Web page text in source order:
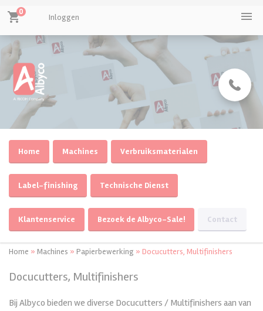
shopping_cart0
Inloggen menu
Home Machines Verbruiksmaterialen
Label-finishing Technische Dienst
Klantenservice Bezoek de Albyco-Sale! Contact
Home » Machines » Papierbewerking » Docucutters, Multifinishers
Docucutters, Multifinishers
Bij Albyco bieden we diverse Docucutters / Multifinishers aan van